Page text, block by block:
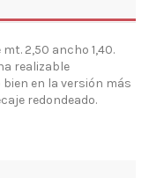
2,50 ancho 1,40.
realizable
en la versión más
redondeado.